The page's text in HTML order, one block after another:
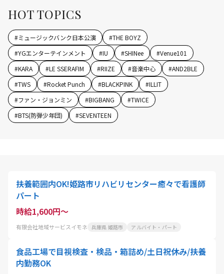
HOT TOPICS
#ミュージックバンク日本公演 #THE BOYZ
#YGエンターテインメント #IU #SHINee #Venue101
#KARA #LE SSERAFIM #RIIZE #音楽中心 #AND2BLE
#TWS #Rocket Punch #BLACKPINK #ILLIT
#ファン・ジョンミン #BIGBANG #TWICE
#BTS(防弾少年団) #SEVENTEEN
扶養範囲内OK!姫路市リハビリセンター癒々で看護師
パート
時給1,600円～
有限会社地域サービスイモネ 兵庫県 姫路市 アルバイト・パート
食品工場で目視検査・検品・箱詰め/土日祝休み/扶養
内勤務OK